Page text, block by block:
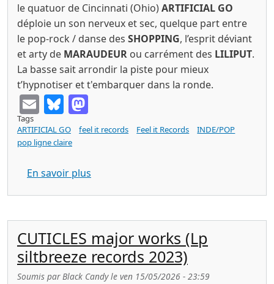
le quatuor de Cincinnati (Ohio)ARTIFICIAL GO
déploie un son nerveux et sec, quelque part entre
le pop-rock / danse des SHOPPING, l’esprit déviant
et arty de MARAUDEUR ou carrément des LILIPUT.
La basse sait arrondir la piste pour mieux
t’hypnotiser et t'embarquer dans la ronde.
EmailBluesky
Tags
ARTIFICIAL GO
feel it records Feel it Records
INDE/POP
pop ligne claire
En savoir plus
CUTICLES major works (Lp
siltbreeze records 2023)
Soumis parBlack Candyle ven 15/05/2026 - 23:59